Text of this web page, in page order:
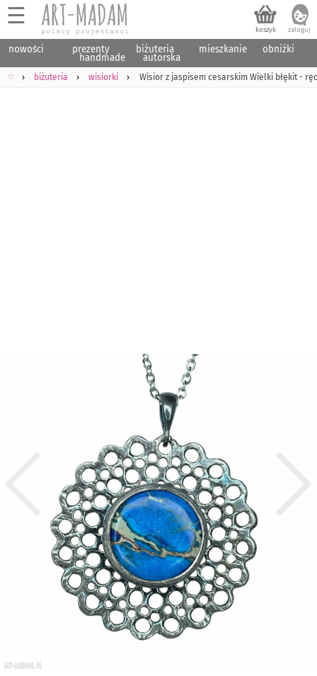
☰
nowości prezenty
handmade
biżuteria
autorska
mieszkanie obniżki
♡ biżuteria wisiorki Wisior z jaspisem cesarskim Wielki błękit -